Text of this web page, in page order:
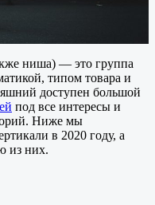
ниша) — это группа
типом товара и
доступен большой
под все интересы и
Ниже мы
в 2020 году, а
из них.